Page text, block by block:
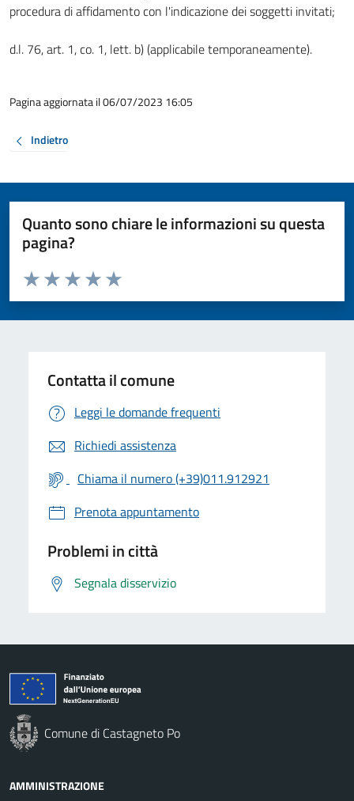
procedura di affidamento con l'indicazione dei soggetti invitati;
d.l. 76, art. 1, co. 1, lett. b) (applicabile temporaneamente).
Pagina aggiornata il 06/07/2023 16:05
Indietro
Quanto sono chiare le informazioni su questa
pagina?
Valuta da 1 a 5 stelle la pagina
Valuta 5 stelle su 5
Valuta 4 stelle su 5
Valuta 3 stelle su 5
Valuta 2 stelle su 5
Valuta 1 stelle su 5
Contatta il comune
Leggi le domande frequenti
Richiedi assistenza
Chiama il numero (+39)011.912921
Prenota appuntamento
Problemi in città
Segnala disservizio
Comune di Castagneto Po
AMMINISTRAZIONE